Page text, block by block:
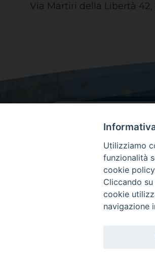
Via Martiri della Libertà 42,
Dove
Via Lorenzo Da
31029 Vittorio
Utilizziamo
funzionalità
cookie
Cliccando
cookie
navigazione